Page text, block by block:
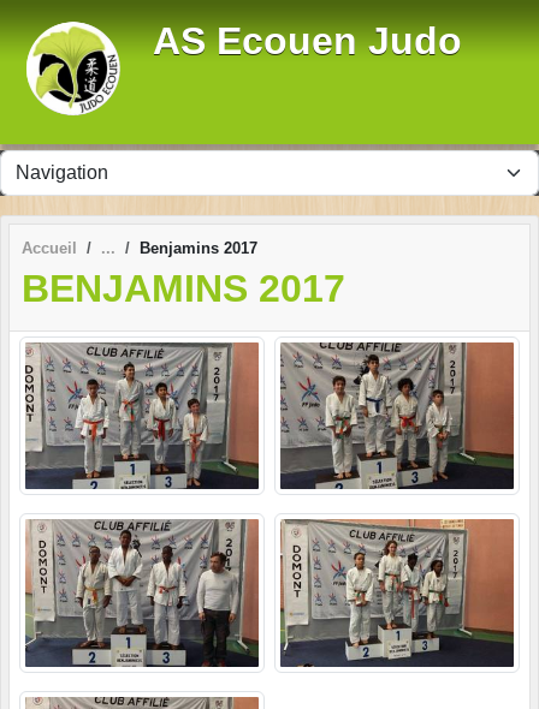
AS Ecouen Judo
Accueil Benjamins 2017
BENJAMINS 2017